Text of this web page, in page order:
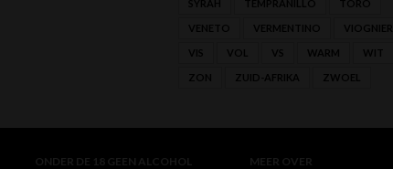
SYRAH TEMPRANILLO TORO
VENETO VERMENTINO VIOGNIER
VIS VOL VS WARM WIT
ZON ZUID-AFRIKA ZWOEL
ONDER DE 18 GEEN ALCOHOL MEER OVER